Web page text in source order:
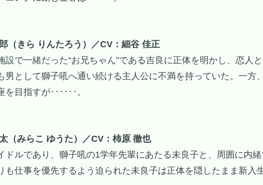
（きら りんたろう）／CV：細谷 佳正
設で一緒だった“お兄ちゃん”である吉良に正体を明かし、恋人
男として獅子吼へ通い続ける主人公に不満を持っていた。一
を目指すが･･････。
（みらこ ゆうた）／CV：柿原 徹也
ドルであり、獅子吼の1学年先輩にあたる未良子と、周囲に内
も仕事を優先するよう迫られた未良子は正体を隠したまま新入